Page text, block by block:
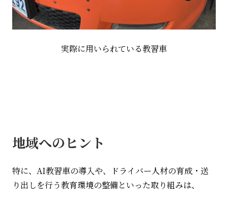
実際に用いられている教習車
地域へのヒント
特に、 AI教習車の導入や、ドライバー人材の育成・送
り出しを行う教育環境の整備といった取り組みは、